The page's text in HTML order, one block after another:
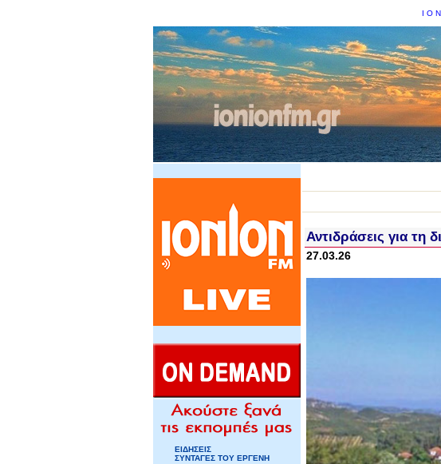
ΕΙΔΗΣΕΙΣ
ΣΥΝΤΑΓΕΣ ΤΟΥ ΕΡΓΕΝΗ
Αντιδράσεις για τη
27.03.26